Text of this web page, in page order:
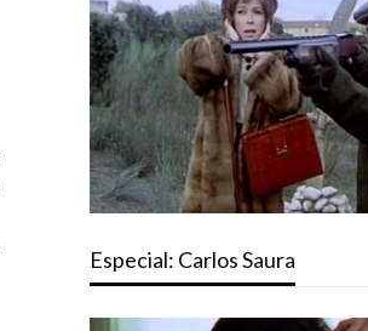
Especial: Carlos Saura